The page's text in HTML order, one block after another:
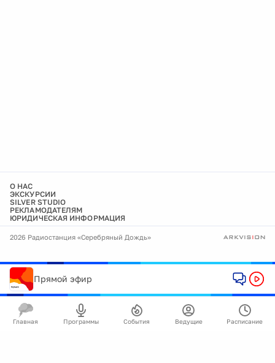
О НАС
ЭКСКУРСИИ
SILVER STUDIO
РЕКЛАМОДАТЕЛЯМ
ЮРИДИЧЕСКАЯ ИНФОРМАЦИЯ
2026 Радиостанция «Серебряный Дождь»
Прямой эфир
Главная Программы События Ведущие Расписание